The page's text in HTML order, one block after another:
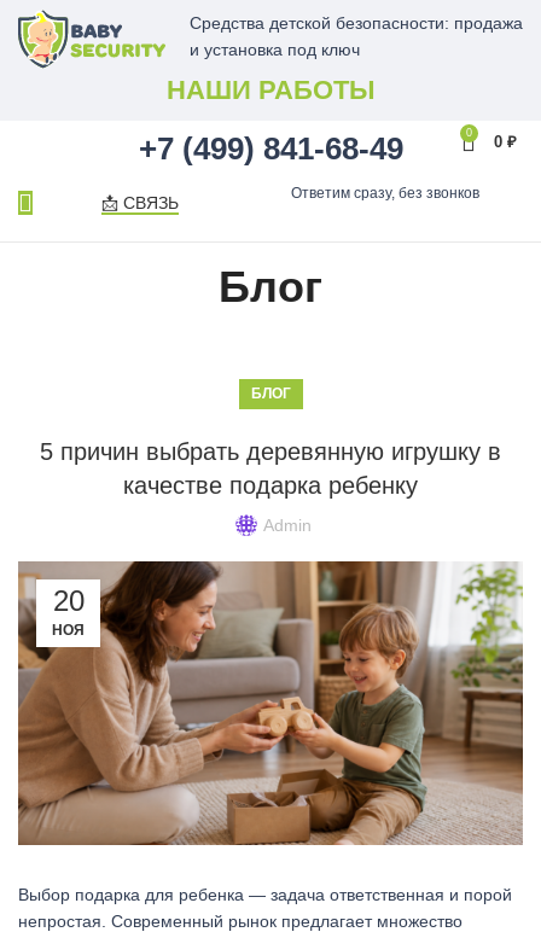
Средства детской безопасности: продажа
и установка под ключ
НАШИ РАБОТЫ
+7 (499) 841-68-49 0
0 ₽
📩 СВЯЗЬ Ответим сразу, без звонков
Блог
БЛОГ
5 причин выбрать деревянную игрушку в
качестве подарка ребенку
Admin
20
НОЯ
Выбор подарка для ребенка — задача ответственная и порой
непростая. Современный рынок предлагает множество